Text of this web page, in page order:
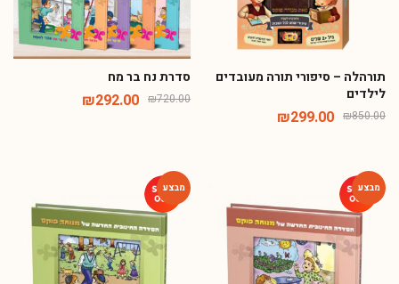
תורהלה – סיפורי תורה מעובדים
לילדים
₪850.00
₪299.00
סדרת נח בר מח
₪720.00
₪292.00